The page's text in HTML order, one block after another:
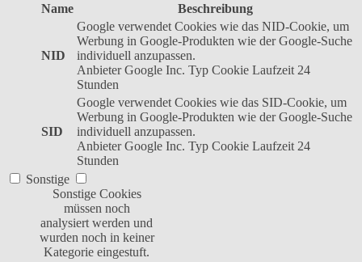
Name
Beschreibung
NID
Google verwendet Cookies wie das NID-Cookie, um
Werbung in Google-Produkten wie der Google-Suche
individuell anzupassen.
Anbieter Google Inc. Typ Cookie Laufzeit 24
Stunden
SID
Google verwendet Cookies wie das SID-Cookie, um
Werbung in Google-Produkten wie der Google-Suche
individuell anzupassen.
Anbieter Google Inc. Typ Cookie Laufzeit 24
Stunden
Sonstige
Sonstige Cookies
müssen noch
analysiert werden und
wurden noch in keiner
Kategorie eingestuft.